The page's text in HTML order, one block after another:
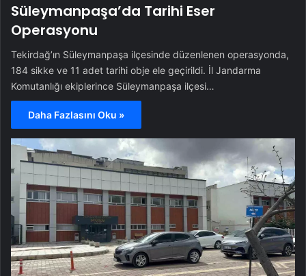
Süleymanpaşa’da Tarihi Eser
Operasyonu
Tekirdağ’ın Süleymanpaşa ilçesinde düzenlenen operasyonda,
184 sikke ve 11 adet tarihi obje ele geçirildi. İl Jandarma
Komutanlığı ekiplerince Süleymanpaşa ilçesi…
Daha Fazlasını Oku »